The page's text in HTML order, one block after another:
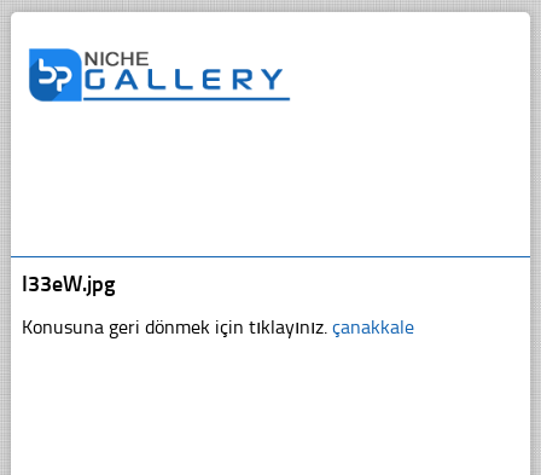
I33eW.jpg
Konusuna geri dönmek için tıklayınız. çanakkale